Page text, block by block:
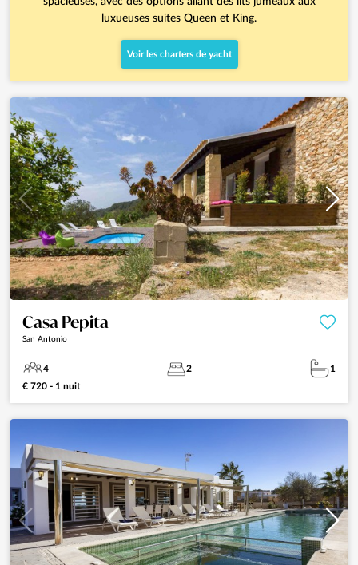
luxueuses suites Queen et King.
Voir les charters de yacht
Casa Pepita
San Antonio
4 2
1
€ 720 - 1 nuit